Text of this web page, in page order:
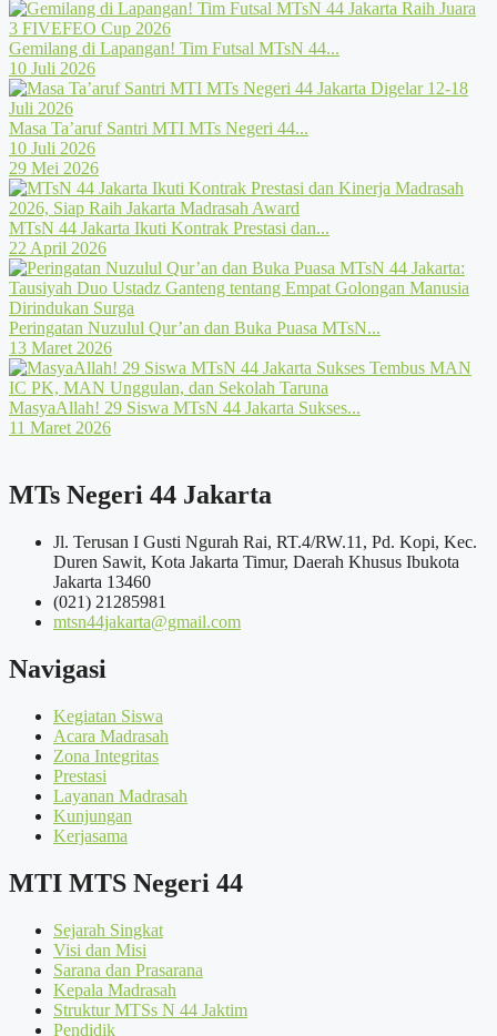
Gemilang di Lapangan! Tim Futsal MTsN 44...
10 Juli 2026
Masa Ta’aruf Santri MTI MTs Negeri 44...
10 Juli 2026
29 Mei 2026
MTsN 44 Jakarta Ikuti Kontrak Prestasi dan...
22 April 2026
Peringatan Nuzulul Qur’an dan Buka Puasa MTsN...
13 Maret 2026
MasyaAllah! 29 Siswa MTsN 44 Jakarta Sukses...
11 Maret 2026
MTs Negeri 44 Jakarta
Jl. Terusan I Gusti Ngurah Rai, RT.4/RW.11, Pd. Kopi, Kec.
Duren Sawit, Kota Jakarta Timur, Daerah Khusus Ibukota
Jakarta 13460
(021) 21285981
mtsn44jakarta@gmail.com
Navigasi
Kegiatan Siswa
Acara Madrasah
Zona Integritas
Prestasi
Layanan Madrasah
Kunjungan
Kerjasama
MTI MTS Negeri 44
Sejarah Singkat
Visi dan Misi
Sarana dan Prasarana
Kepala Madrasah
Struktur MTSs N 44 Jaktim
Pendidik